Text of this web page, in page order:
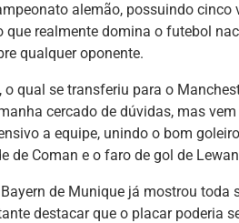
alemão, possuindo cinco
realmente domina o futebol
qualquer oponente.
qual se transferiu para o
cercado de dúvidas, mas
a equipe, unindo o bom
de Coman e o faro de gol de
de Munique já mostrou toda
destacar que o placar poderia